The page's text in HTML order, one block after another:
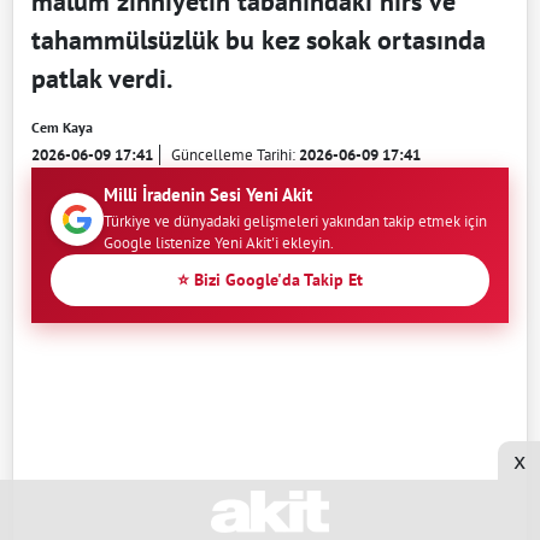
tahammülsüzlük bu kez sokak ortasında
patlak verdi.
Cem Kaya
2026-06-09 17:41 Güncelleme Tarihi:2026-06-09 17:41
Milli İradenin Sesi Yeni Akit
Türkiye ve dünyadaki gelişmeleri yakından takip etmek için
Google listenize Yeni Akit'i ekleyin.
⭐ Bizi Google'da Takip Et
x